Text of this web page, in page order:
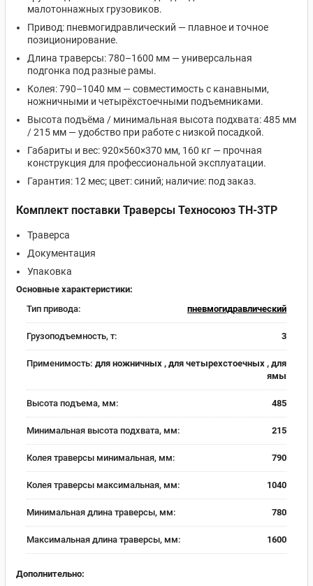
малотоннажных грузовиков.
Привод: пневмогидравлический — плавное и точное
позиционирование.
Длина траверсы: 780–1600 мм — универсальная
подгонка под разные рамы.
Колея: 790–1040 мм — совместимость с канавными,
ножничными и четырёхстоечными подъемниками.
Высота подъёма / минимальная высота подхвата: 485 мм
/ 215 мм — удобство при работе с низкой посадкой.
Габариты и вес: 920×560×370 мм, 160 кг — прочная
конструкция для профессиональной эксплуатации.
Гарантия: 12 мес; цвет: синий; наличие: под заказ.
Комплект поставки Траверсы Техносоюз TH-3TP
Траверса
Документация
Упаковка
Основные характеристики:
Тип привода:
пневмогидравлический
Грузоподъемность, т: 3
Применимость: для ножничных , для четырехстоечных , для
ямы
Высота подъема, мм: 485
Минимальная высота подхвата, мм: 215
Колея траверсы минимальная, мм: 790
Колея траверсы максимальная, мм: 1040
Минимальная длина траверсы, мм: 780
Максимальная длина траверсы, мм: 1600
Дополнительно: